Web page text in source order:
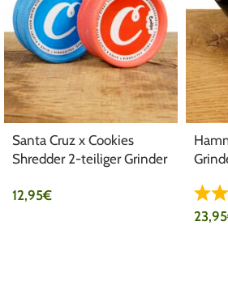
Santa Cruz x Cookies
Shredder 2-teiliger Grinder
12,95€
23,95